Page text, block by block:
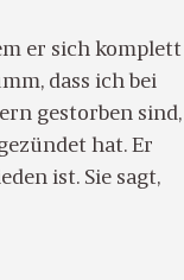
er sich komplett
dass ich bei
gestorben sind,
hat. Er
ist. Sie sagt,